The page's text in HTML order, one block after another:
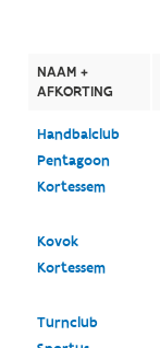
NAAM +
AFKORTING
Handbalclub
Pentagoon
Kortessem
Kovok
Kortessem
Turnclub